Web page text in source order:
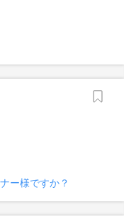
ー様ですか？